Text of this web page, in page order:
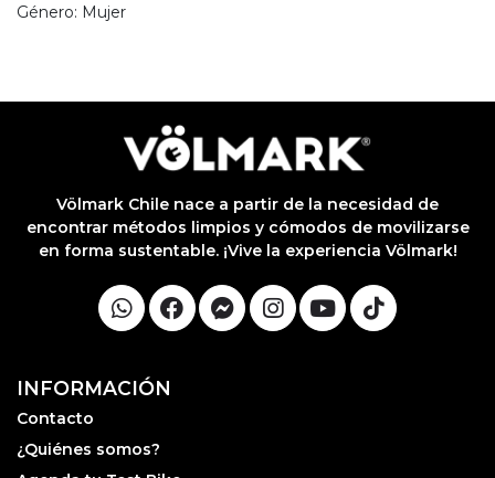
por
Género: Mujer
Völmark Chile nace a partir de la necesidad de
encontrar métodos limpios y cómodos de movilizarse
en forma sustentable. ¡Vive la experiencia Völmark!
INFORMACIÓN
Contacto
¿Quiénes somos?